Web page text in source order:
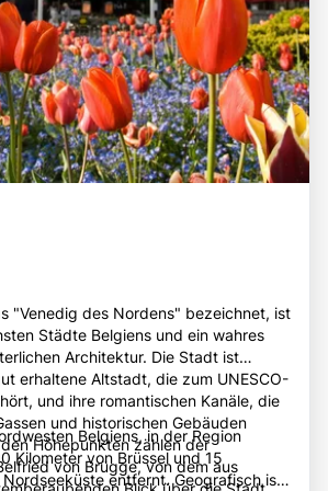
"Venedig des Nordens" bezeichnet, ist
Städte Belgiens und ein wahres
Architektur. Die Stadt ist
erhaltene Altstadt, die zum UNESCO-
und ihre romantischen Kanäle, die
und historischen Gebäuden
Höhepunkten zählen der
von Brügge, von dem aus
Belgiens, in der Region
Kilometer von Brüssel und 15
entfernt. Geografisch ist